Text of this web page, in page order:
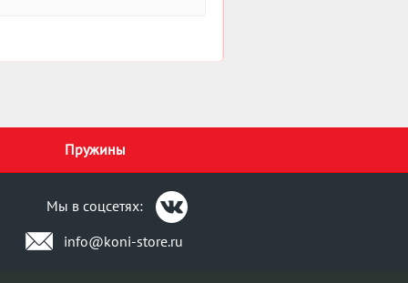
Пружины
Мы в соцсетях:
info@koni-store.ru